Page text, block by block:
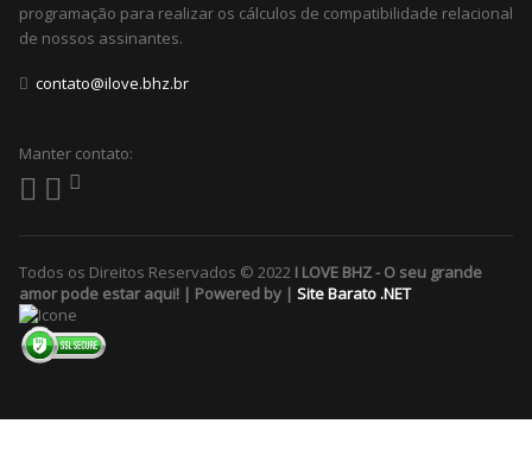
programação para realizar os cálculos de compatibilidade relacional
de nossos assinantes.
contato@ilove.bhz.br
Manter contato:
Todos os Direitos Reservados © 2022 I LOVE BHZ - O seu grande
amor pode estar aqui! | Powered by | Site Barato .NET